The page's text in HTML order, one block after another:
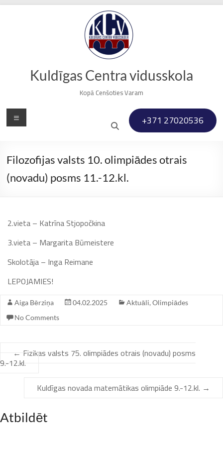
Skip
Kuldīgas Centra vidusskola
Kopā Cenšoties Varam
+371 27020536
Menu
Filozofijas valsts 10. olimpiādes otrais
(novadu) posms 11.-12.kl.
2.vieta – Katrīna Stjopočkina
3.vieta – Margarita Būmeistere
Skolotāja – Inga Reimane
LEPOJAMIES!
Aiga Bērziņa 04.02.2025 Aktuāli, Olimpiādes
No Comments
← Fizikas valsts 75. olimpiādes otrais (novadu) posms
9.-12.kl.
Kuldīgas novada matemātikas olimpiāde 9.-12.kl. →
Atbildēt